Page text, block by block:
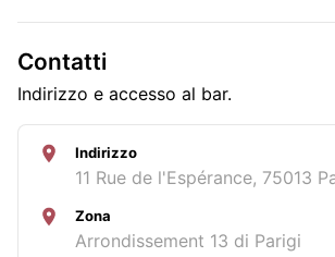
Contatti
Indirizzo e accesso al bar.
Indirizzo
11 Rue de l'Espérance, 75013
Zona
Arrondissement 13 di Parigi